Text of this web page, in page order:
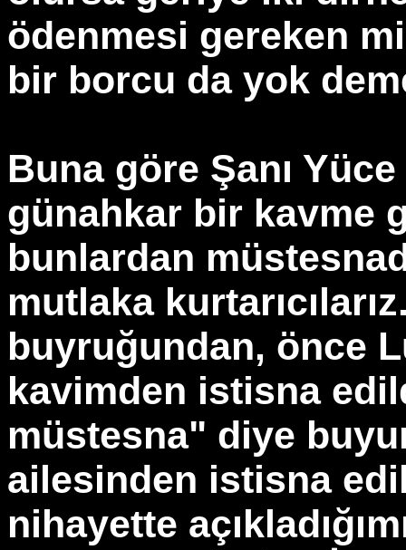
ödenmesi gereken
bir borcu da yok
Buna göre Şanı
günahkar bir kavme
bunlardan
mutlaka
buyruğundan, önce
kavimden istisna
müstesna" diye
ailesinden istisna
nihayette